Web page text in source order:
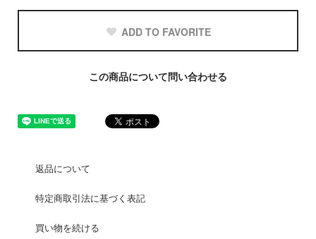
ADD TO FAVORITE
この商品について問い合わせる
返品について
特定商取引法に基づく表記
買い物を続ける